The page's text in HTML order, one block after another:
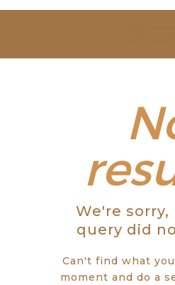
ESTUDAR
NOTÍCIAS
GALERIA
CONTACTOS
We're
query did
Can't find what
moment and do a